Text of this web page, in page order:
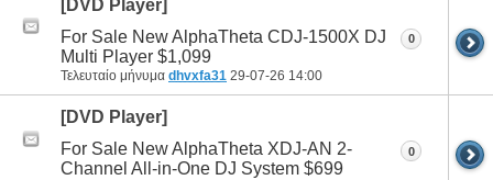
[DVD Player]
For Sale New AlphaTheta CDJ-1500X DJ
Multi Player $1,099
Τελευταίο μήνυμα dhvxfa31 29-07-26 14:00
0
[DVD Player]
For Sale New AlphaTheta XDJ-AN 2-
Channel All-in-One DJ System $699
0